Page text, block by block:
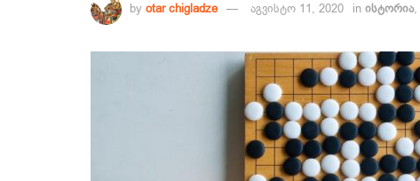
by otar chigladze აგვისტო 11, 2020 in ისტორია,